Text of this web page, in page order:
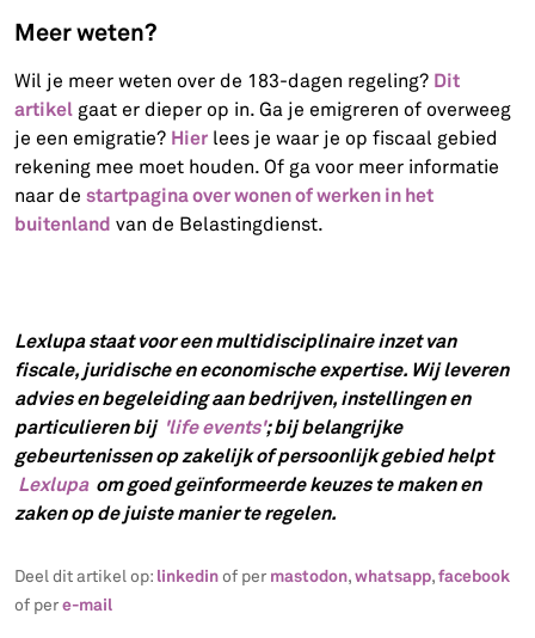
Meer weten?
Wil je meer weten over de 183-dagen regeling? Dit
artikel gaat er dieper op in. Ga je emigreren of overweeg
je een emigratie? Hier lees je waar je op fiscaal gebied
rekening mee moet houden. Of ga voor meer informatie
naar destartpagina over wonen of werken in het
buitenland van de Belastingdienst.
Lexlupa staat voor een multidisciplinaire inzet van
fiscale, juridische en economische expertise. Wij leveren
advies en begeleiding aan bedrijven, instellingen en
particulieren bij 'life events'; bij belangrijke
gebeurtenissen op zakelijk of persoonlijk gebied helpt
Lexlupaom goed geïnformeerde keuzes te maken en
zaken op de juiste manier te regelen.
Deel dit artikel op: linkedinof per mastodon,whatsapp,facebook
of pere-mail